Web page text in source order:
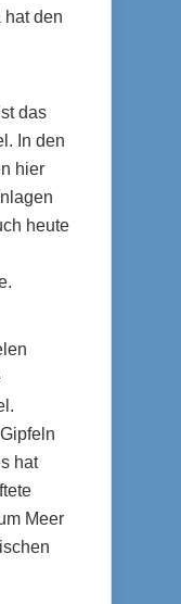
hat den
das
In den
hier
heute
hat
Meer